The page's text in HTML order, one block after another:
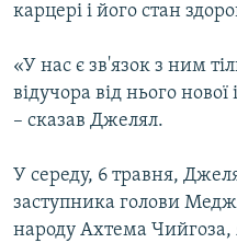
карцері і його стан
«У нас є зв'язок з ним
відучора від нього
– сказав Джелял.
У середу, 6 травня,
заступника голови
народу Ахтема